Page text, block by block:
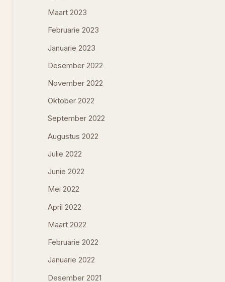
Maart 2023
Februarie 2023
Januarie 2023
Desember 2022
November 2022
Oktober 2022
September 2022
Augustus 2022
Julie 2022
Junie 2022
Mei 2022
April 2022
Maart 2022
Februarie 2022
Januarie 2022
Desember 2021